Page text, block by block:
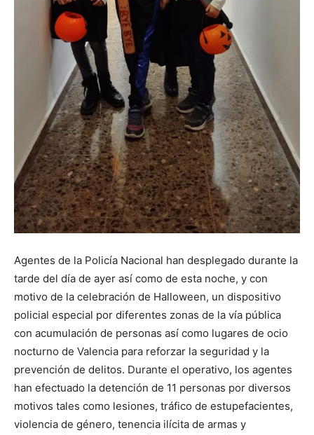
Agentes de la Policía Nacional han desplegado durante la
tarde del día de ayer así como de esta noche, y con
motivo de la celebración de Halloween, un dispositivo
policial especial por diferentes zonas de la vía pública
con acumulación de personas así como lugares de ocio
nocturno de Valencia para reforzar la seguridad y la
prevención de delitos. Durante el operativo, los agentes
han efectuado la detención de 11 personas por diversos
motivos tales como lesiones, tráfico de estupefacientes,
violencia de género, tenencia ilícita de armas y